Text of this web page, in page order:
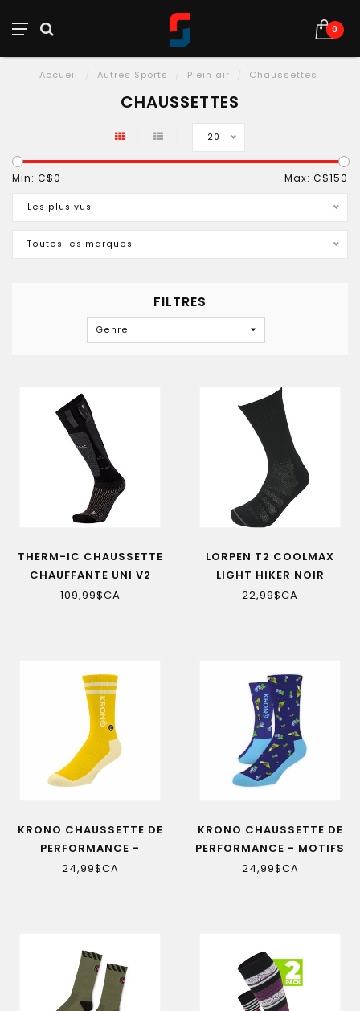
0
Accueil Autres Sports Plein air Chaussettes
CHAUSSETTES
20
Min: C$0 Max: C$150
Les plus vus
Toutes les marques
FILTRES
Genre
THERM-IC CHAUSSETTE
CHAUFFANTE UNI V2
109,99$CA
LORPEN T2 COOLMAX
LIGHT HIKER NOIR
CHAUSSETTES
22,99$CA
KRONO CHAUSSETTE DE
PERFORMANCE -
RAYURES VINTAGE
24,99$CA
KRONO CHAUSSETTE DE
PERFORMANCE - MOTIFS
FRUITS
24,99$CA